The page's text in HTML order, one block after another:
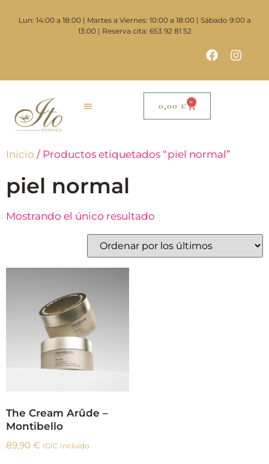
Lun: 14:00 a 18:00 | Martes a Viernes: 10:00 a 18:00 | Sábado 9:00 a
13:00 | Reserva cita: 653 92 81 52
0,00 € 0
Inicio / Productos etiquetados “piel normal”
piel normal
Mostrando el único resultado
The Cream Arûde –
Montibello
89,90 € IGIC Incluido